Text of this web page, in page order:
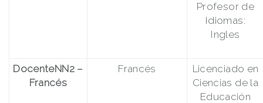
Profesor de
Idiomas:
Ingles
DocenteNN2 –
Francés
Francés
Licenciado en
Ciencias de la
Educación